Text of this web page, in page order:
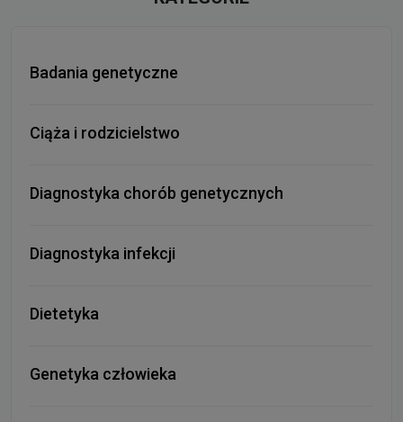
Badania genetyczne
Ciąża i rodzicielstwo
Diagnostyka chorób genetycznych
Diagnostyka infekcji
Dietetyka
Genetyka człowieka